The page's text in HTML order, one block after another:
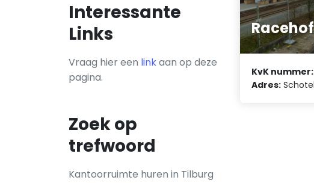
Interessante
Links
Vraag hier een linkaan op deze
pagina.
Zoek op
trefwoord
Kantoorruimte huren in Tilburg
KvK nummer:
Adres: